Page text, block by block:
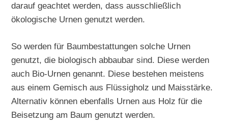
darauf geachtet werden, dass ausschließlich
ökologische Urnen genutzt werden.
So werden für Baumbestattungen solche Urnen
genutzt, die biologisch abbaubar sind. Diese werden
auch Bio-Urnen genannt. Diese bestehen meistens
aus einem Gemisch aus Flüssigholz und Maisstärke.
Alternativ können ebenfalls Urnen aus Holz für die
Beisetzung am Baum genutzt werden.